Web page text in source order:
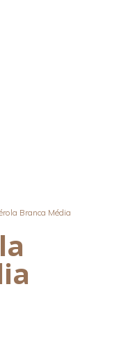
Branca Média